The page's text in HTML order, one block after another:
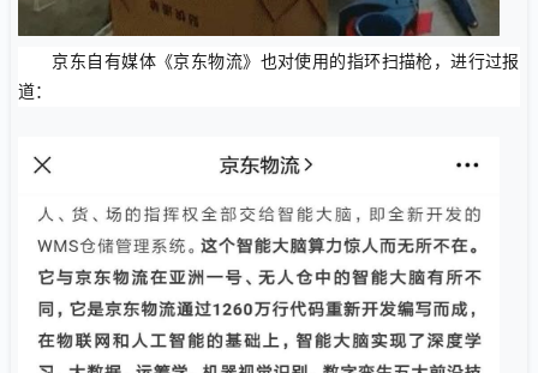
京东自有媒体《京东物流》也对使用的指环扫描枪，进行过报
道：